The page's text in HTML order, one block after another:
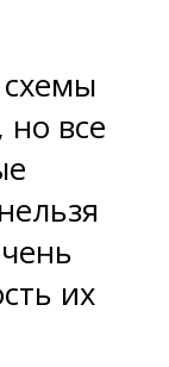
все
их